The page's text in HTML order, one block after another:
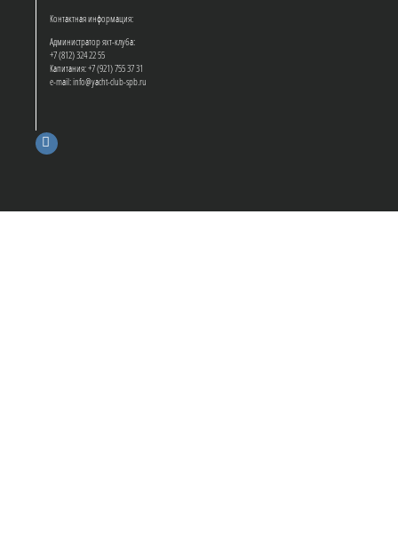
Контактная информация:
Администратор яхт-клуба:
+7 (812) 324 22 55
Капитания: +7 (921) 755 37 31
e-mail: info@yacht-club-spb.ru